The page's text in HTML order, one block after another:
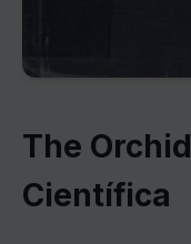
The
Científica